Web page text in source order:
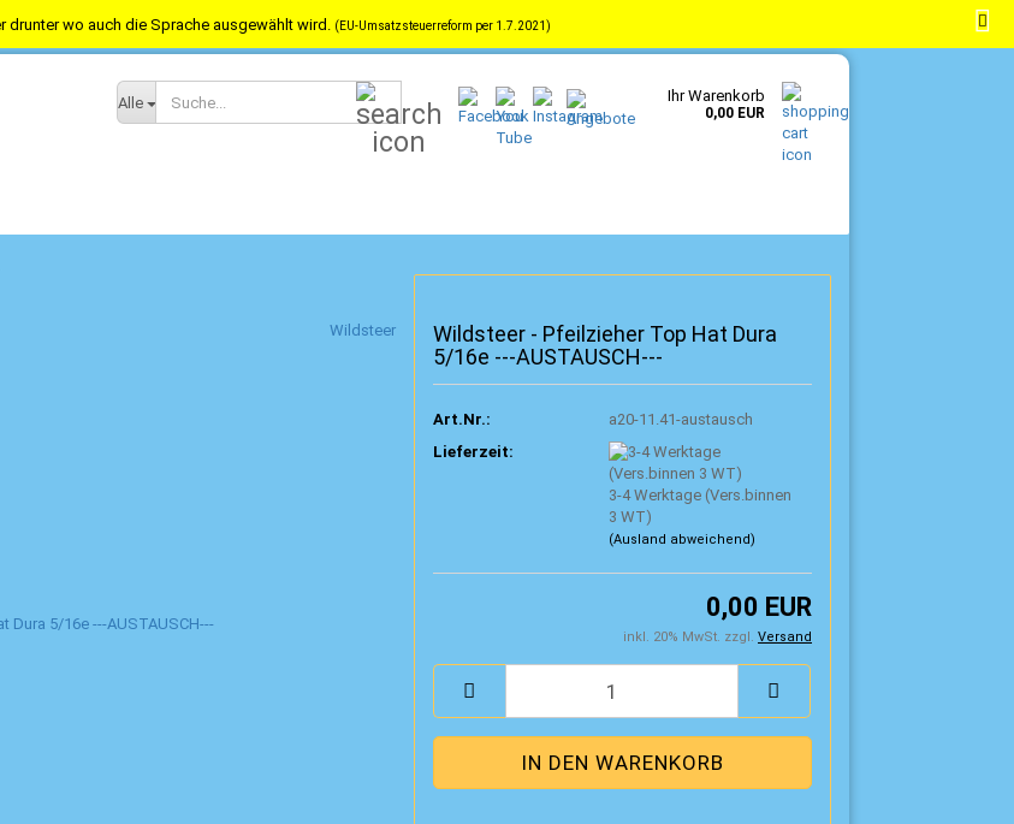
Versandkostenfrei in Österreich ab 100,-- / nach Deutschland ab 150,--
Alle Ihr Warenkorb
0,00 EUR
drunter wo auch die Sprache ausgewählt wird. (EU-Umsatzsteuerreform per 1.7.2021)
Wildsteer
Wildsteer - Pfeilzieher Top Hat Dura
5/16e ---AUSTAUSCH---
Art.Nr.:
a20-11.41-austausch
Lieferzeit:
3-4 Werktage (Vers.binnen
3 WT)
(Ausland abweichend)
0,00 EUR
inkl. 20% MwSt. zzgl. Versand